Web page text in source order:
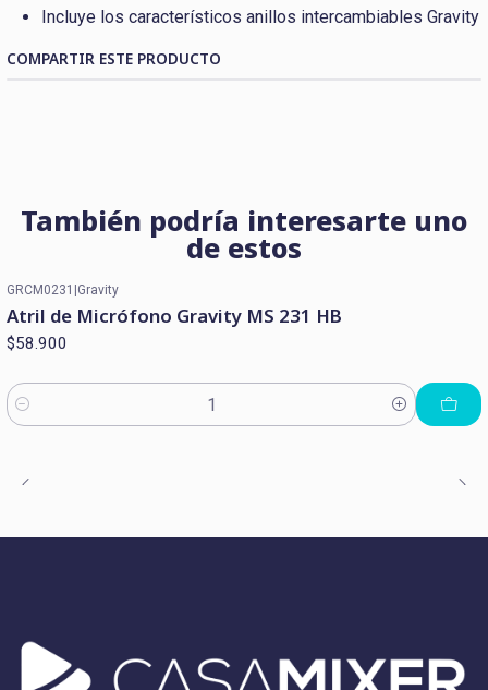
Incluye los característicos anillos intercambiables Gravity
COMPARTIR ESTE PRODUCTO
También podría interesarte uno
de estos
GRCM0231 Gravity
Atril de Micrófono Gravity MS 231 HB
$58.900
Cantidad